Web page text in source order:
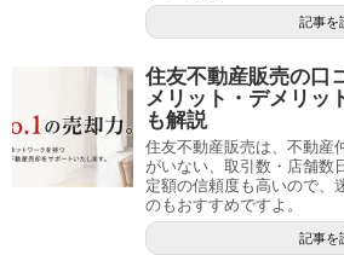
記事を
住友不動産販売の口
メリット・デメリッ
も解説
住友不動産販売は、不動産
がいない、取引数・店舗数
定額の信頼度も高いので、
のもおすすめですよ。
記事を